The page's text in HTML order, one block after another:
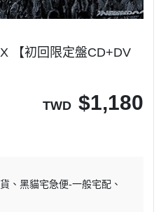
【初回限定盤CD+DV
TWD $1,180
黑貓宅急便-一般宅配